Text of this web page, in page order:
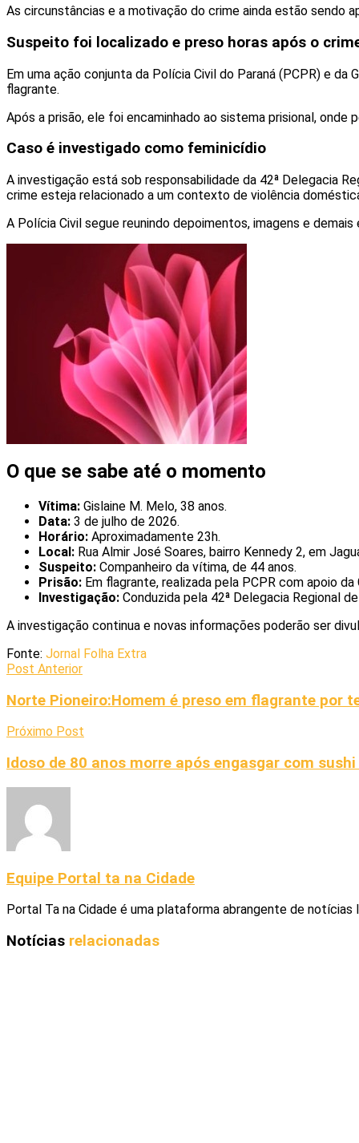
As circunstâncias e a motivação do crime ainda estão sendo
Suspeito foi localizado e preso horas após o
Em uma ação conjunta da Polícia Civil do Paraná (PCPR) e
flagrante.
Após a prisão, ele foi encaminhado ao sistema prisional, onde
Caso é investigado como feminicídio
A investigação está sob responsabilidade da 42ª Delegacia
crime esteja relacionado a um contexto de violência
A Polícia Civil segue reunindo depoimentos, imagens e
O que se sabe até o momento
Vítima: Gislaine M. Melo, 38 anos.
Data: 3 de julho de 2026.
Horário: Aproximadamente 23h.
Local: Rua Almir José Soares, bairro Kennedy 2, em
Suspeito: Companheiro da vítima, de 44 anos.
Prisão: Em flagrante, realizada pela PCPR com apoio da
Investigação: Conduzida pela 42ª Delegacia Regional
A investigação continua e novas informações poderão ser
Fonte: Jornal Folha Extra
Post Anterior
Norte Pioneiro:Homem é preso em flagrante por
Próximo Post
Idoso de 80 anos morre após engasgar com
Equipe Portal ta na Cidade
Portal Ta na Cidade é uma plataforma abrangente de
Notícias relacionadas